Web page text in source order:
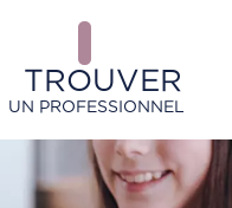
TROUVER
UN PROFESSIONNEL